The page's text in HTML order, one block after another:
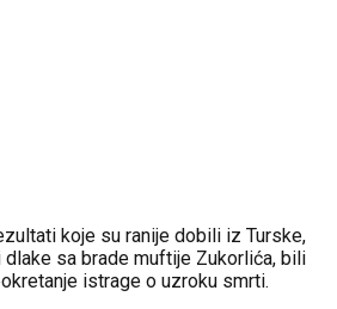
koje su ranije dobili iz Turske,
sa brade muftije Zukorlića, bili
istrage o uzroku smrti.